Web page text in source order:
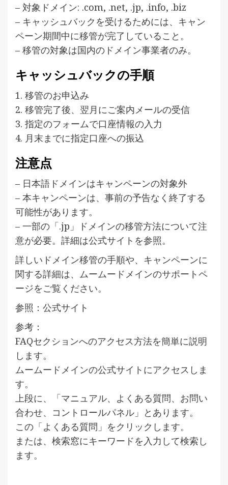
– 対象ドメイン: .com, .net, .jp, .info, .biz
– キャッシュバックを受けるためには、キャン
ペーン期間中に移管が完了していること。
– 移管の対象は国内のドメイン事業者のみ。
キャッシュバックの手順
1. 移管のお申込み
2. 移管完了後、翌月にご案内メールの受信
3. 指定のフォームで口座情報の入力
4. 月末までに指定口座への振込
注意点
– 日本語ドメインはキャンペーンの対象外
– 本キャンペーンは、事前の予告なく終了する
可能性があります。
– 一部の「.jp」ドメインの移管方法について注
意が必要。詳細は公式サイトを参照。
詳しいドメイン移管の手順や、キャンペーンに
関する詳細は、ムームードメインのサポートペ
ージをご覧ください。
参照：公式サイト
参考：
FAQセクションへのアクセス方法を簡単に説明
します。
ムームードメインの公式サイトにアクセスしま
す。
上段に、「マニュアル、よくある質問、お問い
合わせ、コントロールパネル」とあります。
この「よくある質問」をクリックします。
または、検索窓にキーワードを入力して検索し
ます。